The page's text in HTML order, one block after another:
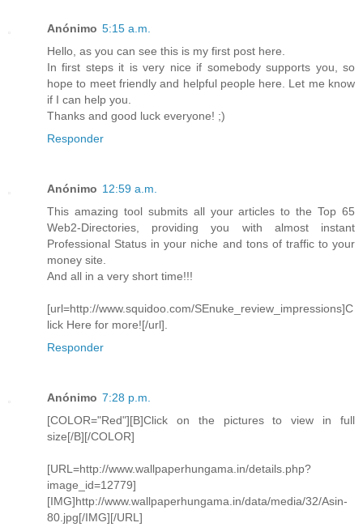
Anónimo 5:15 a.m.
Hello, as you can see this is my first post here.
In first steps it is very nice if somebody supports you, so
hope to meet friendly and helpful people here. Let me know
if I can help you.
Thanks and good luck everyone! ;)
Responder
Anónimo 12:59 a.m.
This amazing tool submits all your articles to the Top 65
Web2-Directories, providing you with almost instant
Professional Status in your niche and tons of traffic to your
money site.
And all in a very short time!!!
[url=http://www.squidoo.com/SEnuke_review_impressions]C
lick Here for more![/url].
Responder
Anónimo 7:28 p.m.
[COLOR="Red"][B]Click on the pictures to view in full
size[/B][/COLOR]
[URL=http://www.wallpaperhungama.in/details.php?
image_id=12779]
[IMG]http://www.wallpaperhungama.in/data/media/32/Asin-
80.jpg[/IMG][/URL]